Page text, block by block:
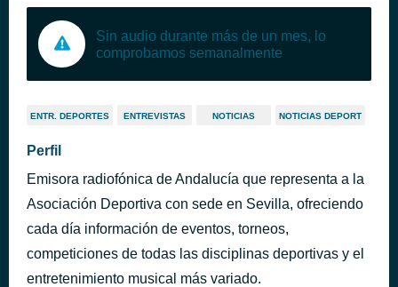
Sin audio durante más de un mes, lo
comprobamos semanalmente
ENTR. DEPORTES ENTREVISTAS NOTICIAS NOTICIAS DEPORT
Perfil
Emisora radiofónica de Andalucía que representa a la
Asociación Deportiva con sede en Sevilla, ofreciendo
cada día información de eventos, torneos,
competiciones de todas las disciplinas deportivas y el
entretenimiento musical más variado.